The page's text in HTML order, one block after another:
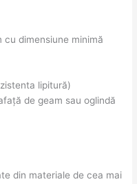
dimensiune minimă
lipitură)
de geam sau oglindă
din materiale de cea mai